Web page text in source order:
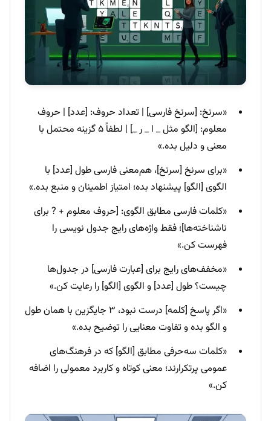
«سرنخ: [سرنخ فارسی] | تعداد حروف: [عدد] | حروف
معلوم: [الگو مثل _ ا _ ر _] | لطفاً ۵ گزینه محتمل با
معنی و دلیل بده.»
«برای سرنخ [سرنخ]، هم‌معنی فارسی طول [عدد] با
الگوی [الگو] پیشنهاد بده؛ امتیاز اطمینان و منبع بده.»
«کلمات فارسی مطابق الگوی: [حروف معلوم + ? برای
ناشناخته‌ها]؛ فقط واژه‌های رایج جدول نویسی را
فهرست کن.»
«مخفف‌های رایج برای [عبارت فارسی] در جدول‌ها
چیست؟ طول [عدد] و الگوی [الگو] را رعایت کن.»
«اگر پاسخ [کلمه] درست نبود، ۳ جایگزین با همان طول
و الگو بده و تفاوت معنایی را توضیح بده.»
«کلمات سه‌حرفی مطابق [الگو] که در فرهنگ‌های
عمومی پرتکرارند؛ معنی کوتاه و کاربرد معمولی را اضافه
کن.»